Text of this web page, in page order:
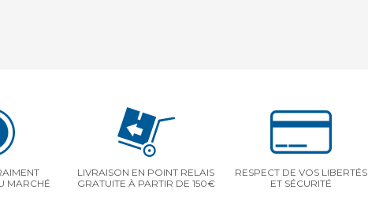
MARCHÉ
LIVRAISON EN POINT RELAIS
GRATUITE À PARTIR DE 150€
RESPECT DE VOS LIBERTÉS
ET SÉCURITÉ